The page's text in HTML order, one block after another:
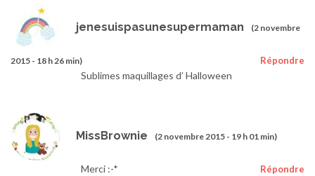
jenesuispasunesupermaman (2 novembre
2015 - 18 h 26 min) Répondre
Sublimes maquillages d’ Halloween
MissBrownie (2 novembre 2015 - 19 h 01 min)
Répondre
Merci :-*